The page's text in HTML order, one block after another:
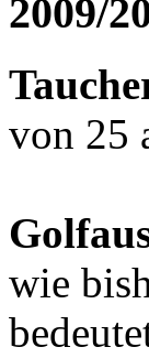
2009/
von 25
wie